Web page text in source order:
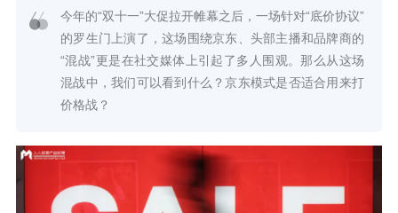
今年的“双十一”大促拉开帷幕之后，一场针对“底价协议”
的罗生门上演了，这场围绕京东、头部主播和品牌商的
“混战”更是在社交媒体上引起了多人围观。那么从这场
混战中，我们可以看到什么？京东模式是否适合用来打
价格战？